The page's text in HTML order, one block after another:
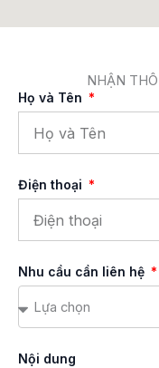
NHẬN
Họ và Tên
Điện thoại
Nhu cầu cần liên hệ
Nội dung